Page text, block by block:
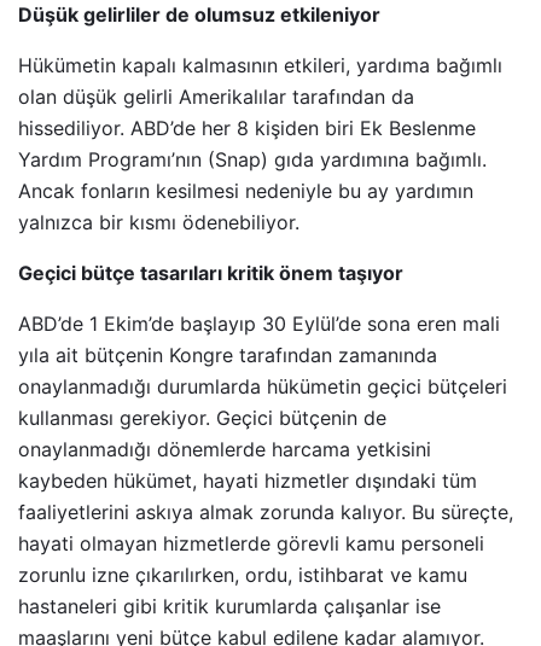
Düşük gelirliler de olumsuz etkileniyor
Hükümetin kapalı kalmasının etkileri, yardıma bağımlı
olan düşük gelirli Amerikalılar tarafından da
hissediliyor. ABD’de her 8 kişiden biri Ek Beslenme
Yardım Programı’nın (Snap) gıda yardımına bağımlı.
Ancak fonların kesilmesi nedeniyle bu ay yardımın
yalnızca bir kısmı ödenebiliyor.
Geçici bütçe tasarıları kritik önem taşıyor
ABD’de 1 Ekim’de başlayıp 30 Eylül’de sona eren mali
yıla ait bütçenin Kongre tarafından zamanında
onaylanmadığı durumlarda hükümetin geçici bütçeleri
kullanması gerekiyor. Geçici bütçenin de
onaylanmadığı dönemlerde harcama yetkisini
kaybeden hükümet, hayati hizmetler dışındaki tüm
faaliyetlerini askıya almak zorunda kalıyor. Bu süreçte,
hayati olmayan hizmetlerde görevli kamu personeli
zorunlu izne çıkarılırken, ordu, istihbarat ve kamu
hastaneleri gibi kritik kurumlarda çalışanlar ise
maaşlarını yeni bütçe kabul edilene kadar alamıyor.